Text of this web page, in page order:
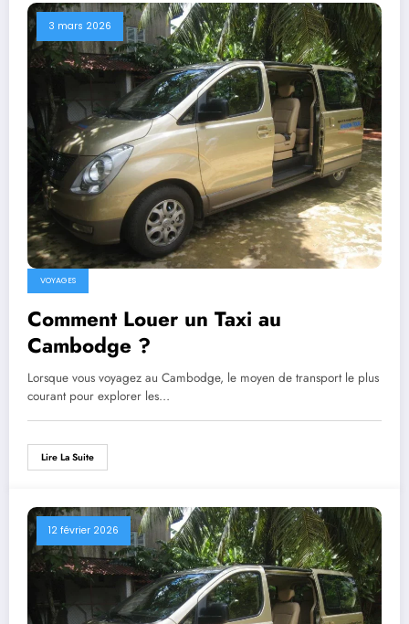
3 mars 2026
VOYAGES
Comment Louer un Taxi au
Cambodge ?
Lorsque vous voyagez au Cambodge, le moyen de transport le plus
courant pour explorer les…
Lire La Suite
12 février 2026